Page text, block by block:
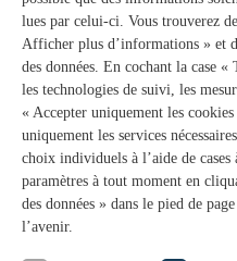
Enduits de ragréage
Étanchéités
Mortiers-colles
Mortiers de
Étanchéités pour
Colles d’assemblage
Pose de pierres
Colles pour
Enduits de ragréage
Accessoires
PANDOMO®
lues par celui-ci. Vous trouverez
Afficher plus d’informations » et
des données. En cochant la case
les technologies de suivi, les
« Accepter uniquement les
uniquement les services
choix individuels à l’aide de
paramètres à tout moment en
des données » dans le pied de
l’avenir.